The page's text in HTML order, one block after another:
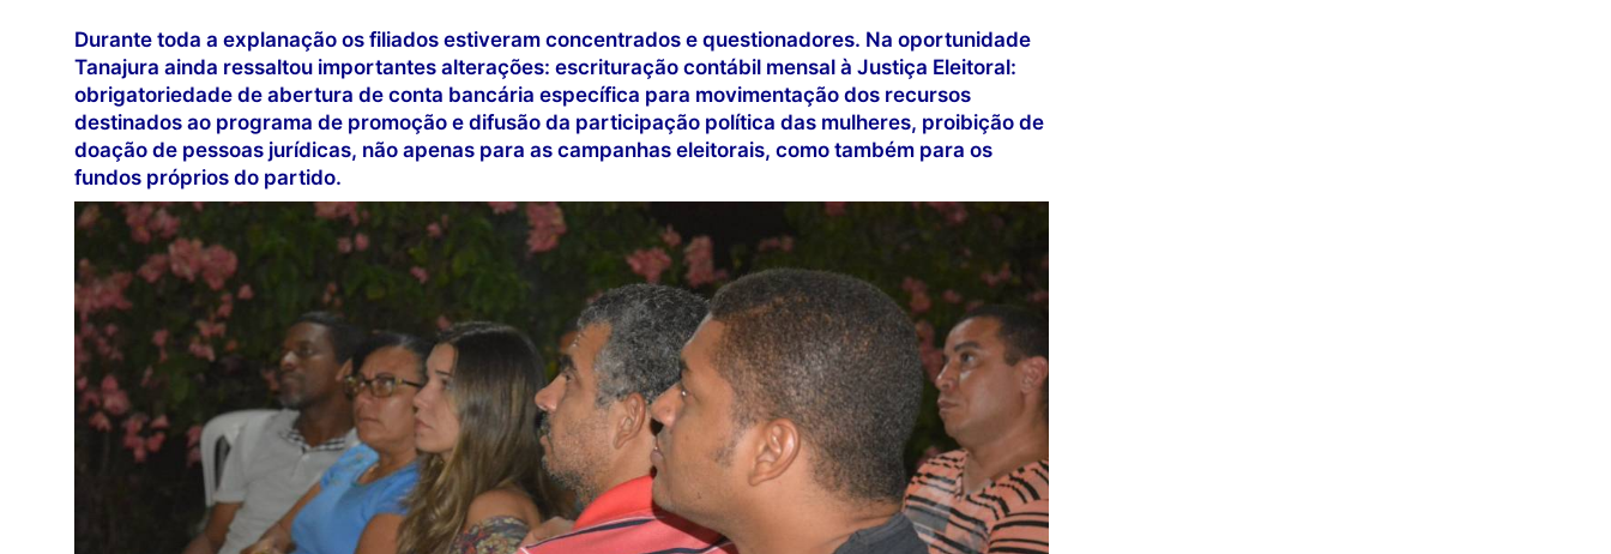
Durante toda a explanação os filiados estiveram concentrados e questionadores. Na oportunidade
Tanajura ainda ressaltou importantes alterações: escrituração contábil mensal à Justiça Eleitoral:
obrigatoriedade de abertura de conta bancária específica para movimentação dos recursos
destinados ao programa de promoção e difusão da participação política das mulheres, proibição de
doação de pessoas jurídicas, não apenas para as campanhas eleitorais, como também para os
fundos próprios do partido.